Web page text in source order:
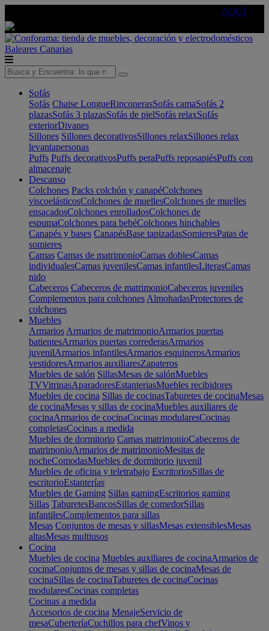
AQUÍ
Baleares Canarias
Sofás
Sofás Chaise LongueRinconerasSofás camaSofás 2
plazasSofás 3 plazasSofás de pielSofás relaxSofás
exteriorDivanes
Sillones Sillones decorativosSillones relaxSillones relax
levantapersonas
Puffs Puffs decorativosPuffs peraPuffs reposapiésPuffs con
almacenaje
Descanso
Colchones Packs colchón y canapéColchones
viscoelásticosColchones de muellesColchones de muelles
ensacadosColchones enrolladosColchones de
espumaColchones para bebéColchones hinchables
Canapés y bases CanapésBase tapizadasSomieresPatas de
somieres
Camas Camas de matrimonioCamas doblesCamas
individualesCamas juvenilesCamas infantilesLiterasCamas
nido
Cabeceros Cabeceros de matrimonioCabeceros juveniles
Complementos para colchones AlmohadasProtectores de
colchones
Muebles
Armarios Armarios de matrimonioArmarios puertas
batientesArmarios puertas correderasArmarios
juvenilArmarios infantilesArmarios esquinerosArmarios
vestidoresArmarios auxiliaresZapateros
Muebles de salón SillasMesas de salónMuebles
TVVitrinasAparadoresEstanteriasMuebles recibidores
Muebles de cocina Sillas de cocinasTaburetes de cocinaMesas
de cocinaMesas y sillas de cocinaMuebles auxiliares de
cocinaArmarios de cocinaCocinas modularesCocinas
completasCocinas a medida
Muebles de dormitorio Camas matrimonioCabeceros de
matrimonioArmarios de matrimonioMesitas de
nocheComodasMuebles de dormitorio juvenil
Muebles de oficina y teletrabajo EscritoriosSillas de
escritorioEstanterías
Muebles de Gaming Sillas gamingEscritorios gaming
Sillas TaburetesBancosSillas de comedorSillas
infantilesComplementos para sillas
Mesas Conjuntos de mesas y sillasMesas extensiblesMesas
altasMesas multiusos
Cocina
Muebles de cocina Muebles auxiliares de cocinaArmarios de
cocinaConjuntos de mesas y sillas de cocinaMesas de
cocinaSillas de cocinaTaburetes de cocinaCocinas
modularesCocinas completas
Cocinas a medida
Accesorios de cocina MenajeServicio de
mesaCuberteríaCuchillos para chefVinos y